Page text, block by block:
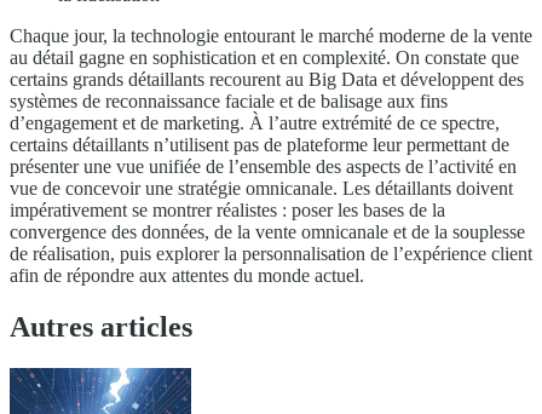
Chaque jour, la technologie entourant le marché moderne de la vente
au détail gagne en sophistication et en complexité. On constate que
certains grands détaillants recourent au Big Data et développent des
systèmes de reconnaissance faciale et de balisage aux fins
d’engagement et de marketing. À l’autre extrémité de ce spectre,
certains détaillants n’utilisent pas de plateforme leur permettant de
présenter une vue unifiée de l’ensemble des aspects de l’activité en
vue de concevoir une stratégie omnicanale. Les détaillants doivent
impérativement se montrer réalistes : poser les bases de la
convergence des données, de la vente omnicanale et de la souplesse
de réalisation, puis explorer la personnalisation de l’expérience client
afin de répondre aux attentes du monde actuel.
Autres articles